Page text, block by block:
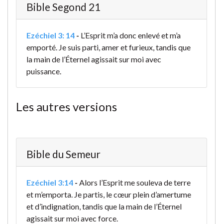
Bible Segond 21
Ezéchiel 3: 14 - L’Esprit m’a donc enlevé et m’a
emporté. Je suis parti, amer et furieux, tandis que
la main de l’Éternel agissait sur moi avec
puissance.
Les autres versions
Bible du Semeur
Ezéchiel 3:14 - Alors l’Esprit me souleva de terre
et m’emporta. Je partis, le cœur plein d’amertume
et d’indignation, tandis que la main de l’Éternel
agissait sur moi avec force.